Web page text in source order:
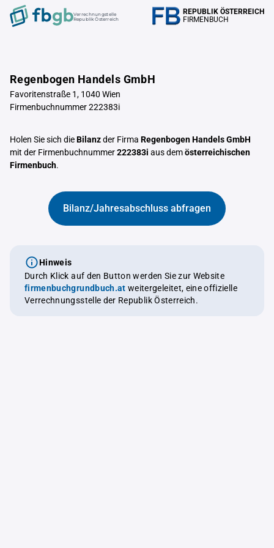
Verrechnungstelle
Republik Österreich
REPUBLIK ÖSTERREICH
FIRMENBUCH
Regenbogen Handels GmbH
Favoritenstraße 1, 1040 Wien
Firmenbuchnummer 222383i
Holen Sie sich dieBilanzder Firma Regenbogen Handels GmbH
mit der Firmenbuchnummer222383i aus demösterreichischen
Firmenbuch.
Bilanz/Jahresabschluss abfragen
Hinweis
Durch Klick auf den Button werden Sie zur Website
firmenbuchgrundbuch.at weitergeleitet, eine offizielle
Verrechnungsstelle der Republik Österreich.